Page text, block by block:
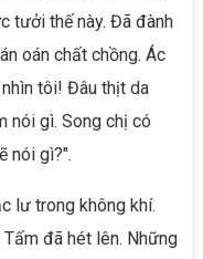
tưởi thế này. Đã đành
oán chất chồng. Ác
tôi! Đâu thịt da
nói gì. Song chị có
nói gì?".
lư trong không khí.
đã hét lên. Những